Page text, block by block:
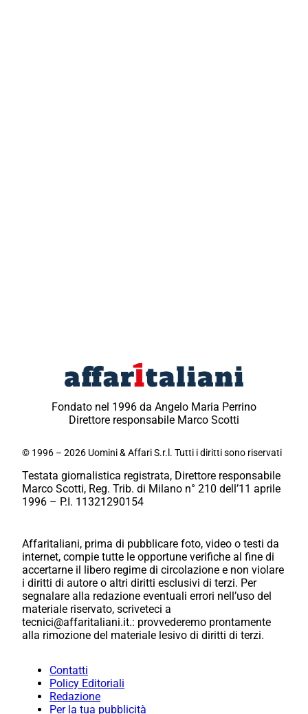
Fondato nel 1996 da Angelo Maria Perrino
Direttore responsabile Marco Scotti
© 1996 – 2026 Uomini & Affari S.r.l. Tutti i diritti sono riservati
Testata giornalistica registrata, Direttore responsabile
Marco Scotti, Reg. Trib. di Milano n° 210 dell’11 aprile
1996 – P.I. 11321290154
Affaritaliani, prima di pubblicare foto, video o testi da
internet, compie tutte le opportune verifiche al fine di
accertarne il libero regime di circolazione e non violare
i diritti di autore o altri diritti esclusivi di terzi. Per
segnalare alla redazione eventuali errori nell’uso del
materiale riservato, scriveteci a
tecnici@affaritaliani.it.: provvederemo prontamente
alla rimozione del materiale lesivo di diritti di terzi.
Contatti
Policy Editoriali
Redazione
Per la tua pubblicità